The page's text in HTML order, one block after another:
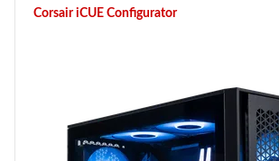
Corsair iCUE Configurator